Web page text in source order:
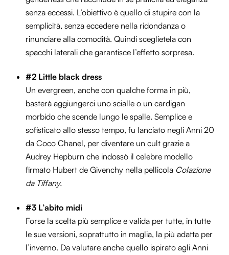
senza eccessi. L’obiettivo è quello di stupire con la
semplicità, senza eccedere nella ridondanza o
rinunciare alla comodità. Quindi sceglietela con
spacchi laterali che garantisce l’effetto sorpresa.
#2 Little black dress
Un evergreen, anche con qualche forma in più,
basterà aggiungerci uno scialle o un cardigan
morbido che scende lungo le spalle. Semplice e
sofisticato allo stesso tempo, fu lanciato negli Anni 20
da Coco Chanel, per diventare un cult grazie a
Audrey Hepburn che indossò il celebre modello
firmato Hubert de Givenchy nella pellicola Colazione
da Tiffany.
#3 L’abito midi
Forse la scelta più semplice e valida per tutte, in tutte
le sue versioni, soprattutto in maglia, la più adatta per
l’inverno. Da valutare anche quello ispirato agli Anni